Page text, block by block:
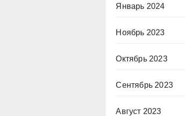
Январь 2024
Ноябрь 2023
Октябрь 2023
Сентябрь 2023
Август 2023